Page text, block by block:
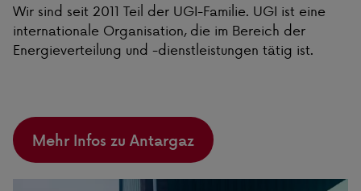
Wir sind seit 2011 Teil der UGI-Familie. UGI ist eine
internationale Organisation, die im Bereich der
Energieverteilung und -dienstleistungen tätig ist.
Mehr Infos zu Antargaz